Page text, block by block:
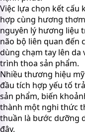
Việc lựa chọn kết cấu
hợp cùng hương
nguyên lý hương liệu
não bộ liên quan đến
dùng chạm tay lên
trình thoa sản phẩm.
Nhiều thương hiệu
đầu tích hợp yếu tố
sản phẩm, biến
thành một nghi thức
thuần là bước dưỡng
đây.